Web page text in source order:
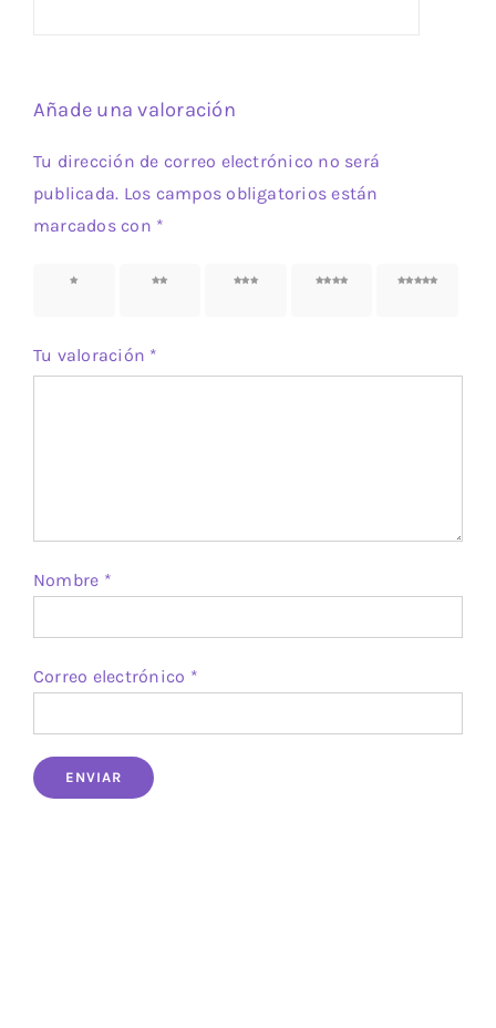
Añade una valoración
Tu dirección de correo electrónico no será
publicada. Los campos obligatorios están
marcados con *
1 de 5
2 de 5
3 de 5
4 de 5
5 de 5
Tu valoración *
Nombre *
Correo electrónico *